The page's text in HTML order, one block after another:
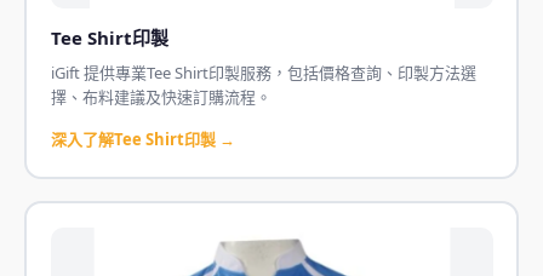
Tee Shirt印製
iGift 提供專業Tee Shirt印製服務，包括價格查詢、印製方法選
擇、布料建議及快速訂購流程。
深入了解Tee Shirt印製 →